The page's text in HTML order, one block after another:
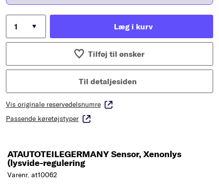
Læg i kurv
Tilføj til ønsker
Til detaljesiden
Vis originale reservedelsnumre
Passende køretøjstyper
ATAUTOTEILEGERMANY Sensor, Xenonlys
(lysvide-regulering
Varenr. at10062